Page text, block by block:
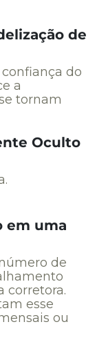
de
do
a
tornam
Oculto
em uma
de
corretora.
esse
ou